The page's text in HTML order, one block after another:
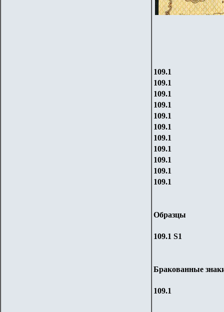
109.1
109.1
109.1
109.1
109.1
109.1
109.1
109.1
109.1
109.1
109.1
Образцы
109.1 S1
Бракованные
109.1